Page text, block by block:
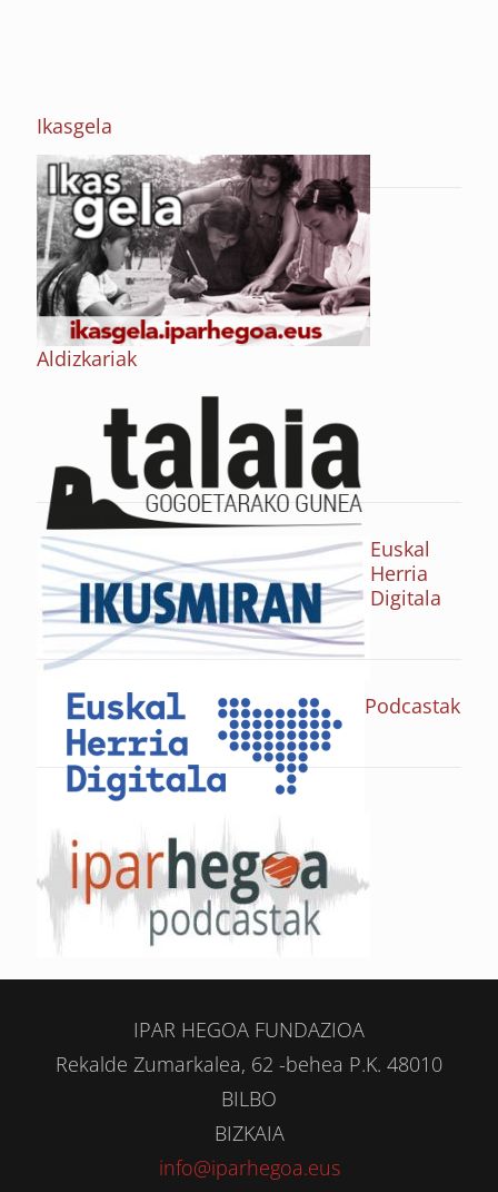
Ikasgela
Aldizkariak
Euskal
Herria
Digitala
Podcastak
IPAR HEGOA FUNDAZIOA
Rekalde Zumarkalea, 62 -behea P.K. 48010
BILBO
BIZKAIA
info@iparhegoa.eus